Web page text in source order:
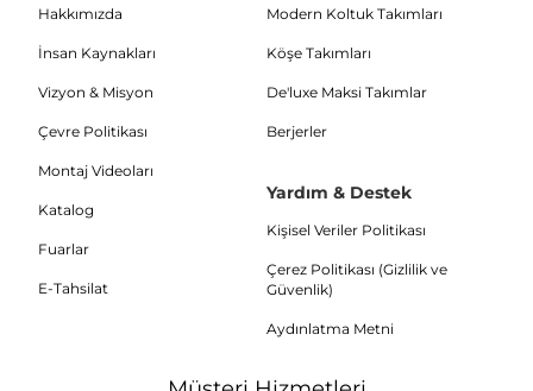
Hakkımızda
İnsan Kaynakları
Vizyon & Misyon
Çevre Politikası
Montaj Videoları
Katalog
Fuarlar
E-Tahsilat
Modern Koltuk Takımları
Köşe Takımları
De'luxe Maksi Takımlar
Berjerler
Yardım & Destek
Kişisel Veriler Politikası
Çerez Politikası (Gizlilik ve
Güvenlik)
Aydınlatma Metni